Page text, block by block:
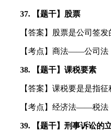
37. 【题干】股票
【答案】股票是公司签发
【考点】商法——公司法
38. 【题干】课税要素
【答案】课税要是是指征
【考点】经济法——税法
39. 【题干】刑事诉讼的